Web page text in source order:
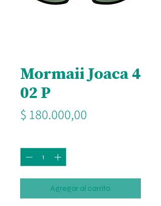
Mormaii Joaca 4
02 P
$ 180.000,00
Agregar al carrito